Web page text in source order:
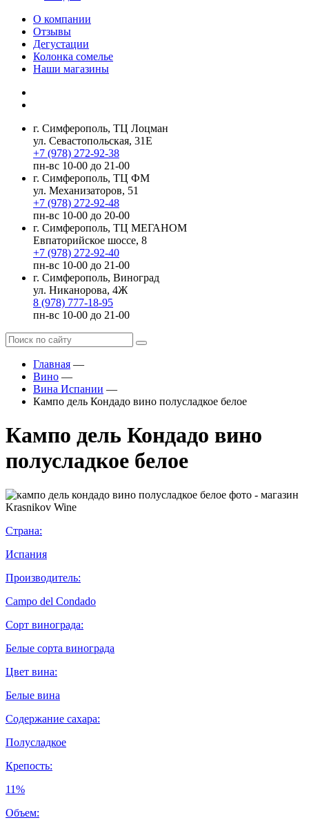
О компании
Отзывы
Дегустации
Колонка сомелье
Наши магазины
г. Симферополь, ТЦ Лоцман
ул. Севастопольская, 31Е
+7 (978) 272-92-38
пн-вс 10-00 до 21-00
г. Симферополь, ТЦ ФМ
ул. Механизаторов, 51
+7 (978) 272-92-48
пн-вс 10-00 до 20-00
г. Симферополь, ТЦ МЕГАНОМ
Евпаторийское шоссе, 8
+7 (978) 272-92-40
пн-вс 10-00 до 21-00
г. Симферополь, Виноград
ул. Никанорова, 4Ж
8 (978) 777-18-95
пн-вс 10-00 до 21-00
Главная —
Вино —
Вина Испании —
Кампо дель Кондадо вино полусладкое белое
Кампо дель Кондадо вино
полусладкое белое
Страна:
Испания
Производитель:
Campo del Condado
Сорт винограда:
Белые сорта винограда
Цвет вина:
Белые вина
Содержание сахара:
Полусладкое
Крепость:
11%
Объем: